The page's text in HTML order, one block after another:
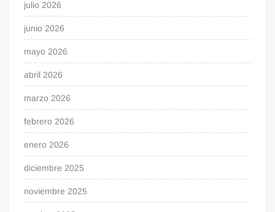
julio 2026
junio 2026
mayo 2026
abril 2026
marzo 2026
febrero 2026
enero 2026
diciembre 2025
noviembre 2025